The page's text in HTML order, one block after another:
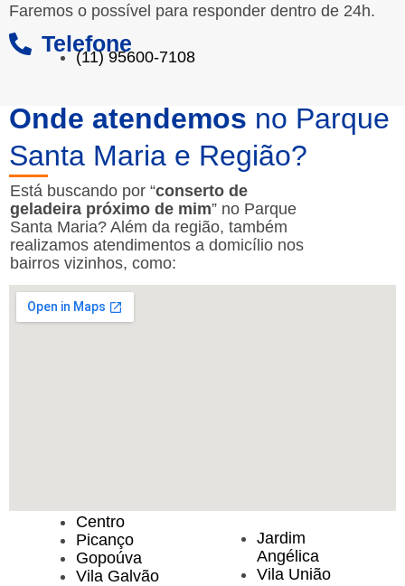
Faremos o possível para responder dentro de 24h.
Telefone
(11) 95600-7108
Onde atendemos no Parque
Santa Maria e Região?
Está buscando por “conserto de
geladeira próximo de mim” no Parque
Santa Maria? Além da região, também
realizamos atendimentos a domicílio nos
bairros vizinhos, como:
Centro
Picanço
Gopoúva
Vila Galvão
Jardim
Angélica
Vila União